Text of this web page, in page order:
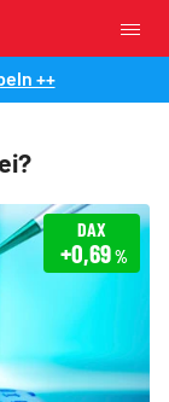
++
DAX
+0,69%